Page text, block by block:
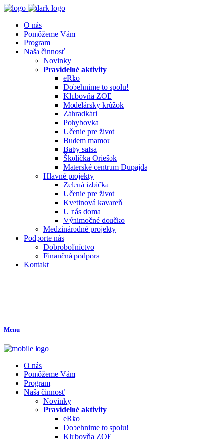
O nás
Pomôžeme Vám
Program
Naša činnosť
Novinky
Pravidelné aktivity
eRko
Dobehnime to spolu!
Klubovňa ZOE
Modelársky krúžok
Záhradkári
Pohybovka
Učenie pre život
Budem mamou
Baby salsa
Školička Oriešok
Materské centrum Dupajda
Hlavné projekty
Zelená izbička
Učenie pre život
Kvetinová kavareň
U nás doma
Výnimočné doučko
Medzinárodné projekty
Podporte nás
Dobroboľníctvo
Finančná podpora
Kontakt
Menu
O nás
Pomôžeme Vám
Program
Naša činnosť
Novinky
Pravidelné aktivity
eRko
Dobehnime to spolu!
Klubovňa ZOE